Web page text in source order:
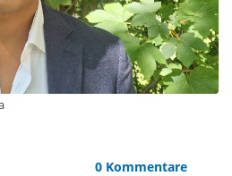
0 Kommentare